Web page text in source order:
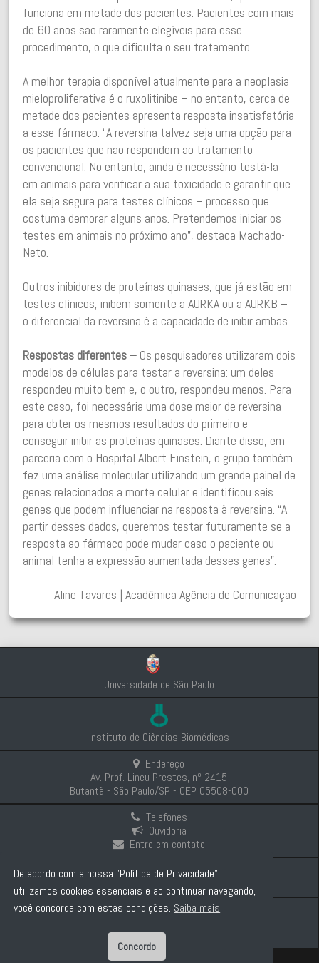
funciona em metade dos pacientes. Pacientes com mais
de 60 anos são raramente elegíveis para esse
procedimento, o que dificulta o seu tratamento.
A melhor terapia disponível atualmente para a neoplasia
mieloproliferativa é o ruxolitinibe – no entanto, cerca de
metade dos pacientes apresenta resposta insatisfatória
a esse fármaco. “A reversina talvez seja uma opção para
os pacientes que não respondem ao tratamento
convencional. No entanto, ainda é necessário testá-la
em animais para verificar a sua toxicidade e garantir que
ela seja segura para testes clínicos – processo que
costuma demorar alguns anos. Pretendemos iniciar os
testes em animais no próximo ano”, destaca Machado-
Neto.
Outros inibidores de proteínas quinases, que já estão em
testes clínicos, inibem somente a AURKA ou a AURKB –
o diferencial da reversina é a capacidade de inibir ambas.
Respostas diferentes – Os pesquisadores utilizaram dois
modelos de células para testar a reversina: um deles
respondeu muito bem e, o outro, respondeu menos. Para
este caso, foi necessária uma dose maior de reversina
para obter os mesmos resultados do primeiro e
conseguir inibir as proteínas quinases. Diante disso, em
parceria com o Hospital Albert Einstein, o grupo também
fez uma análise molecular utilizando um grande painel de
genes relacionados a morte celular e identificou seis
genes que podem influenciar na resposta à reversina. “A
partir desses dados, queremos testar futuramente se a
resposta ao fármaco pode mudar caso o paciente ou
animal tenha a expressão aumentada desses genes”.
Aline Tavares | Acadêmica Agência de Comunicação
Universidade de São Paulo
Instituto de Ciências Biomédicas
Endereço
Av. Prof. Lineu Prestes, nº 2415
Butantã - São Paulo/SP - CEP 05508-000
Telefones
Ouvidoria
Entre em contato
Intranet
Comunicação e Imprensa
Politica de Privacidade
Diretor: Prof. Dr. Carlos Pelleschi Taborda
De acordo com a nossa "Política de Privacidade",
utilizamos cookies essenciais e ao continuar navegando,
você concorda com estas condições. Saiba mais
Concordo